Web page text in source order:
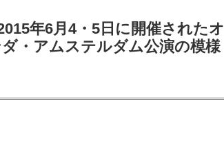
年6月4・5日に開催されたオ
・アムステルダム公演の模様